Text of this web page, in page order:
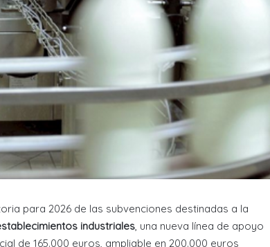
para 2026 de las subvenciones destinadas a la
industriales, una nueva línea de apoyo
de 165.000 euros, ampliable en 200.000 euros